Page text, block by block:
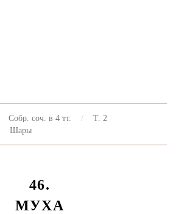
Собр. соч. в 4 тт.
Т. 2
Шары
46.
МУХА